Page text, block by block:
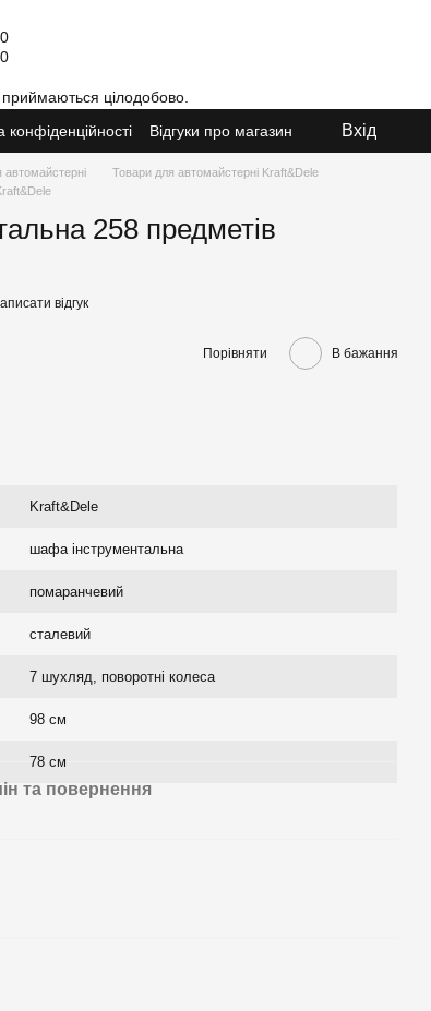
цілодобово.
конфіденційності Відгуки про магазин Вхід
автомайстерні
Товари для автомайстерні Kraft&Dele
258 предметів
відгук
Порівняти В бажання
Kraft&Dele
шафа інструментальна
помаранчевий
сталевий
7 шухляд, поворотні колеса
98 см
78 см
та повернення